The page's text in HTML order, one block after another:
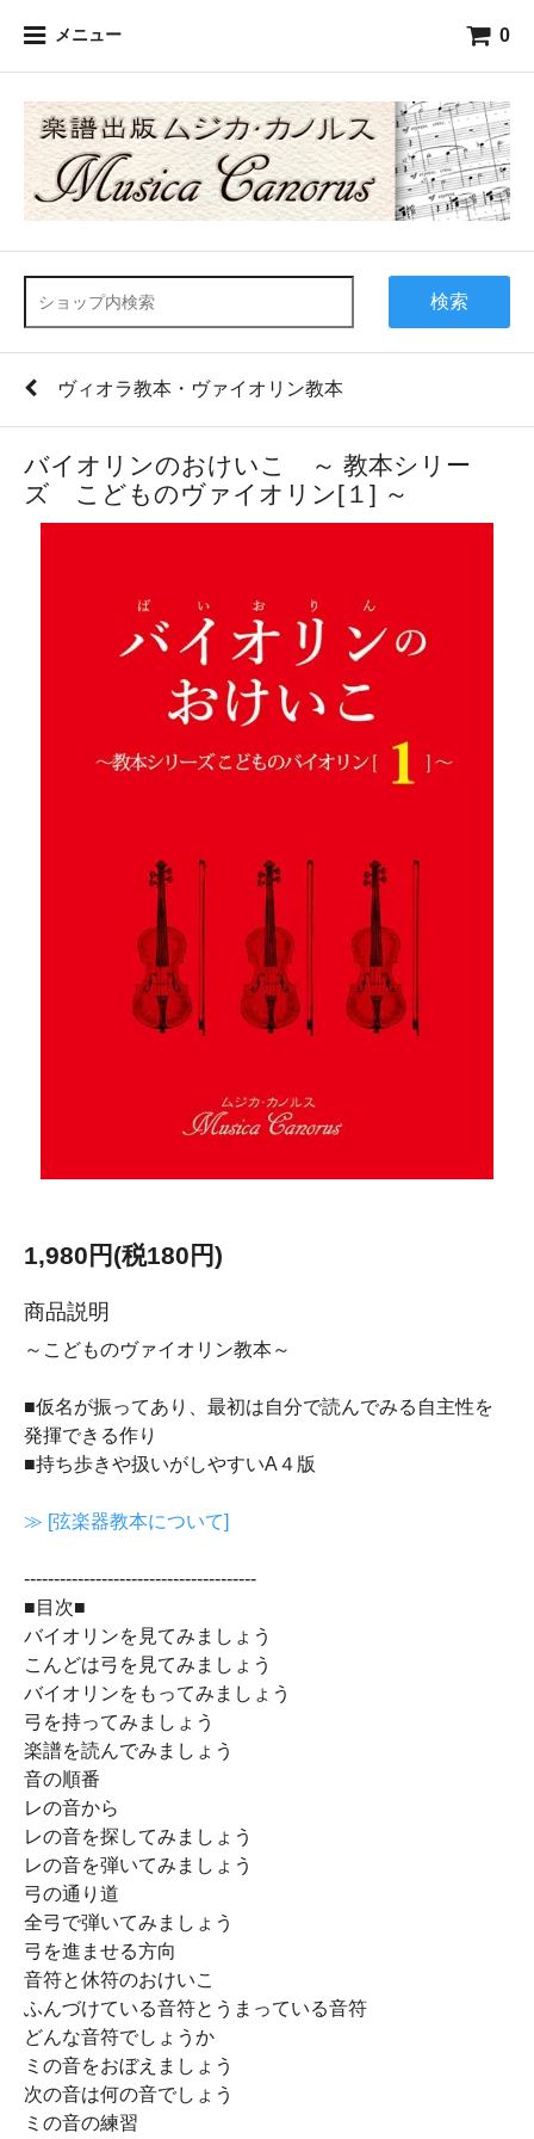
メニュー 0
検索
ヴィオラ教本・ヴァイオリン教本
バイオリンのおけいこ ～ 教本シリー
ズ こどものヴァイオリン[１] ～
1,980円(税180円)
商品説明
～こどものヴァイオリン教本～
■仮名が振ってあり、最初は自分で読んでみる自主性を
発揮できる作り
■持ち歩きや扱いがしやすいA４版
≫ [弦楽器教本について]
---------------------------------------
■目次■
バイオリンを見てみましょう
こんどは弓を見てみましょう
バイオリンをもってみましょう
弓を持ってみましょう
楽譜を読んでみましょう
音の順番
レの音から
レの音を探してみましょう
レの音を弾いてみましょう
弓の通り道
全弓で弾いてみましょう
弓を進ませる方向
音符と休符のおけいこ
ふんづけている音符とうまっている音符
どんな音符でしょうか
ミの音をおぼえましょう
次の音は何の音でしょう
ミの音の練習